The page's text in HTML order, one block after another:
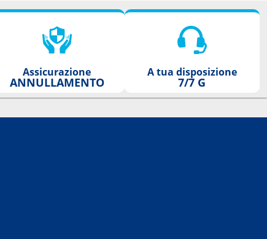
Assicurazione
ANNULLAMENTO
A tua disposizione
7/7 G